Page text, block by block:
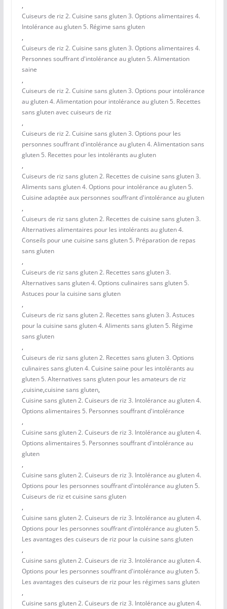
,
Cuiseurs de riz 2. Cuisine sans gluten 3. Options alimentaires 4.
Intolérance au gluten 5. Régime sans gluten
,
Cuiseurs de riz 2. Cuisine sans gluten 3. Options alimentaires 4.
Personnes souffrant d'intolérance au gluten 5. Alimentation
saine
,
Cuiseurs de riz 2. Cuisine sans gluten 3. Options pour intolérance
au gluten 4. Alimentation pour intolérance au gluten 5. Recettes
sans gluten avec cuiseurs de riz
,
Cuiseurs de riz 2. Cuisine sans gluten 3. Options pour les
personnes souffrant d'intolérance au gluten 4. Alimentation sans
gluten 5. Recettes pour les intolérants au gluten
,
Cuiseurs de riz sans gluten 2. Recettes de cuisine sans gluten 3.
Aliments sans gluten 4. Options pour intolérance au gluten 5.
Cuisine adaptée aux personnes souffrant d'intolérance au gluten
,
Cuiseurs de riz sans gluten 2. Recettes de cuisine sans gluten 3.
Alternatives alimentaires pour les intolérants au gluten 4.
Conseils pour une cuisine sans gluten 5. Préparation de repas
sans gluten
,
Cuiseurs de riz sans gluten 2. Recettes sans gluten 3.
Alternatives sans gluten 4. Options culinaires sans gluten 5.
Astuces pour la cuisine sans gluten
,
Cuiseurs de riz sans gluten 2. Recettes sans gluten 3. Astuces
pour la cuisine sans gluten 4. Aliments sans gluten 5. Régime
sans gluten
,
Cuiseurs de riz sans gluten 2. Recettes sans gluten 3. Options
culinaires sans gluten 4. Cuisine saine pour les intolérants au
gluten 5. Alternatives sans gluten pour les amateurs de riz
,cuisine,cuisine sans gluten,
Cuisine sans gluten 2. Cuiseurs de riz 3. Intolérance au gluten 4.
Options alimentaires 5. Personnes souffrant d'intolérance
,
Cuisine sans gluten 2. Cuiseurs de riz 3. Intolérance au gluten 4.
Options alimentaires 5. Personnes souffrant d'intolérance au
gluten
,
Cuisine sans gluten 2. Cuiseurs de riz 3. Intolérance au gluten 4.
Options pour les personnes souffrant d'intolérance au gluten 5.
Cuiseurs de riz et cuisine sans gluten
,
Cuisine sans gluten 2. Cuiseurs de riz 3. Intolérance au gluten 4.
Options pour les personnes souffrant d'intolérance au gluten 5.
Les avantages des cuiseurs de riz pour la cuisine sans gluten
,
Cuisine sans gluten 2. Cuiseurs de riz 3. Intolérance au gluten 4.
Options pour les personnes souffrant d'intolérance au gluten 5.
Les avantages des cuiseurs de riz pour les régimes sans gluten
,
Cuisine sans gluten 2. Cuiseurs de riz 3. Intolérance au gluten 4.